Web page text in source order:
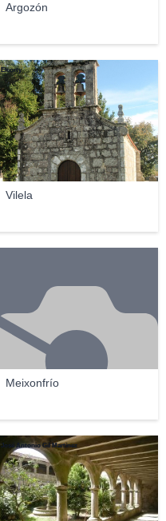
Argozón
Vilela
Elcorty
Meixonfrío
José Antonio Gil Martínez